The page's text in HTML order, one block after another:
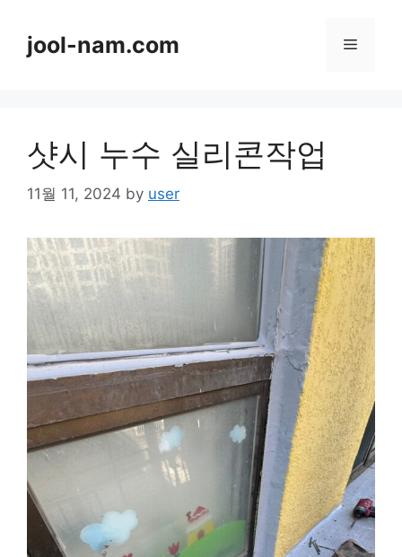
contentjool-nam.com Menu
샷시 누수 실리콘작업
11월 11, 2024 by user